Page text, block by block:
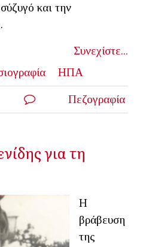
και την
Συνεχίστε...
ΗΠΑ
Πεζογραφία
για τη
Η
βράβευση
της